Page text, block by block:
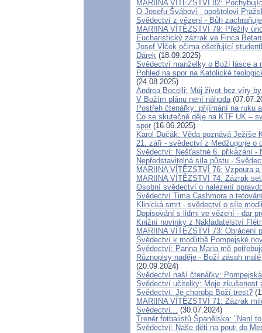
MARIINA VÍTĚZSTVÍ 82:
O Josefu Švábovi - apoštolovi
Svědectví z vězení - Bůh zachraňuje
MARIINA VÍTĚZSTVÍ 79: Přežily
Eucharistický zázrak ve Finca
Josef Vlček očima ošetřující
Dárek (18.09.2025)
Svědectví manželky o Boží lásce a
Pohled na spor na Katolické
(24.08.2025)
Andrea Bocelli: Můj život bez víry
V Božím plánu není náhoda
Postřeh čtenářky: přijímání na
Co se skutečně děje na KTF UK –
spor (16.06.2025)
Karol Dučák: Věda poznává Ježíše
21. září - svědectví z Medžugorje o
Svědectví: Nešťastné 6. přikázání -
Nepředstavitelná síla půstu -
MARIINA VÍTĚZSTVÍ 76: Vzpoura
MARIINA VÍTĚZSTVÍ 74: Zázrak
Osobní svědectví o nalezení
Svědectví Tima Cashmora o
Klinická smrt - svědectví o síle
Dopisování s lidmi ve vězení - dar
Knižní novinky z Nakladatelství
MARIINA VÍTĚZSTVÍ 73: Obrácení
Svědectví k modlitbě Pompejské
Svědectví: Panna Maria mě
Různopisy naděje - Boží zásah
(20.09.2024)
Svědectví naší čtenářky:
Svědectví učitelky: Moje zkušenost
Svědectví: Je choroba Boží trest?
MARIINA VÍTĚZSTVÍ 71: Zázrak
Svědectví... (30.07.2024)
Trenér fotbalistů Španělska: "Není
Svědectví: Naše děti na pouti do